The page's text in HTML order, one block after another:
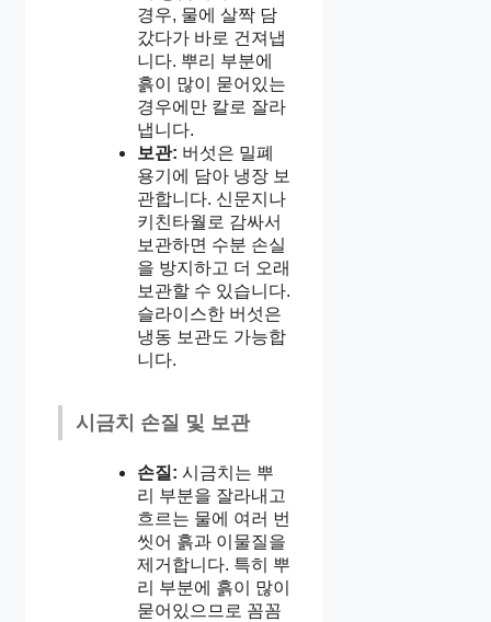
경우, 물에 살짝 담
갔다가 바로 건져냅
니다. 뿌리 부분에
흙이 많이 묻어있는
경우에만 칼로 잘라
냅니다.
보관: 버섯은 밀폐
용기에 담아 냉장 보
관합니다. 신문지나
키친타월로 감싸서
보관하면 수분 손실
을 방지하고 더 오래
보관할 수 있습니다.
슬라이스한 버섯은
냉동 보관도 가능합
니다.
시금치 손질 및 보관
손질: 시금치는 뿌
리 부분을 잘라내고
흐르는 물에 여러 번
씻어 흙과 이물질을
제거합니다. 특히 뿌
리 부분에 흙이 많이
묻어있으므로 꼼꼼